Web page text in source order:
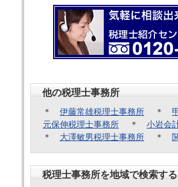
他の税理士事務所
＊ 伊藤常雄税理士事務所 ＊
元保伸税理士事務所 ＊ 小岩会
＊ 大澤敏男税理士事務所 ＊
税理士事務所を地域で検索する